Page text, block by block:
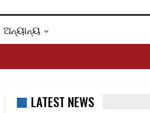
ଅନ୍ୟାନ୍ୟ
LATEST NEWS